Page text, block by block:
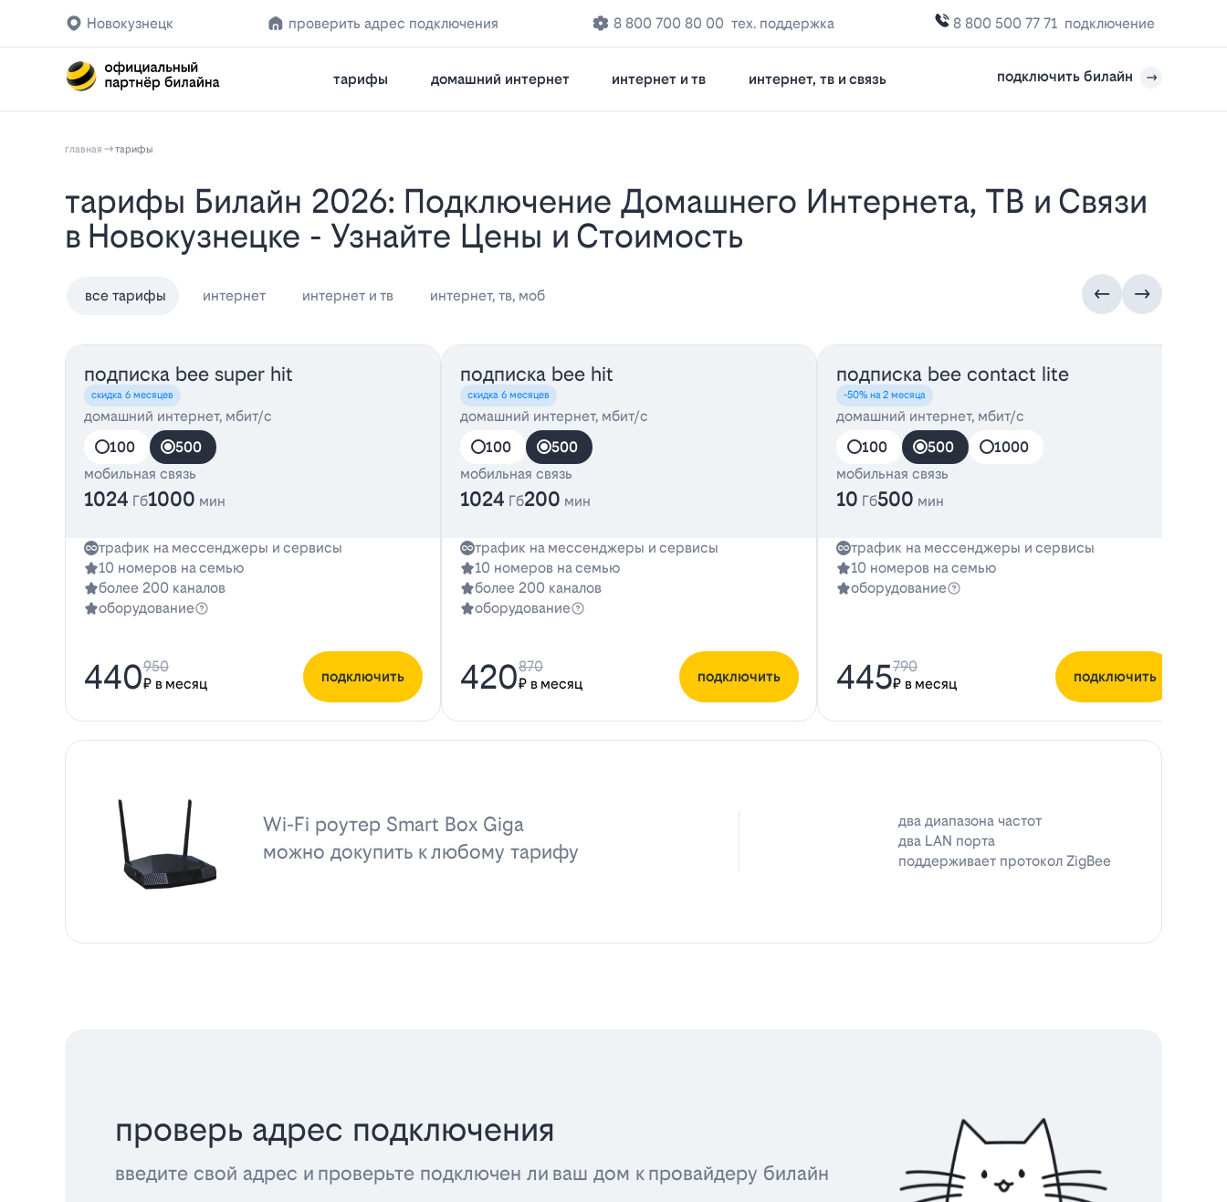
Новокузнецк проверить адрес подключения 8 800 700 80 00 тех. поддержка 8 800 500 77 71 подключение
тарифы домашний интернет интернет и тв интернет, тв и связь подключить билайн
главная тарифы
Тарифы Билайн 2026: Подключение Домашнего Интернета, ТВ и Связи
в Новокузнецке - Узнайте Цены и Стоимость
все тарифы интернет интернет и тв интернет, тв, моб
подписка bee super hit
скидка 6 месяцев
домашний интернет, мбит/с
100
500
мобильная связь
1024 Гб1000 мин
трафик на мессенджеры и сервисы
10 номеров на семью
более 200 каналов
оборудование
440₽ в месяц
950
подключить
подписка bee hit
скидка 6 месяцев
домашний интернет, мбит/с
100
500
мобильная связь
1024 Гб200 мин
трафик на мессенджеры и сервисы
10 номеров на семью
более 200 каналов
оборудование
420₽ в месяц
870
подключить
подписка bee contact lite
-50% на 2 месяца
домашний интернет, мбит/с
100
500
1000
мобильная связь
10 Гб500 мин
трафик на мессенджеры и сервисы
10 номеров на семью
оборудование
445₽ в месяц
790
подключить
Wi-Fi роутер Smart Box Giga
можно докупить к любому тарифу
два диапазона частот
два LAN порта
поддерживает протокол ZigBee
проверь адрес подключения
введите свой адрес и проверьте подключен ли ваш дом к провайдеру билайн